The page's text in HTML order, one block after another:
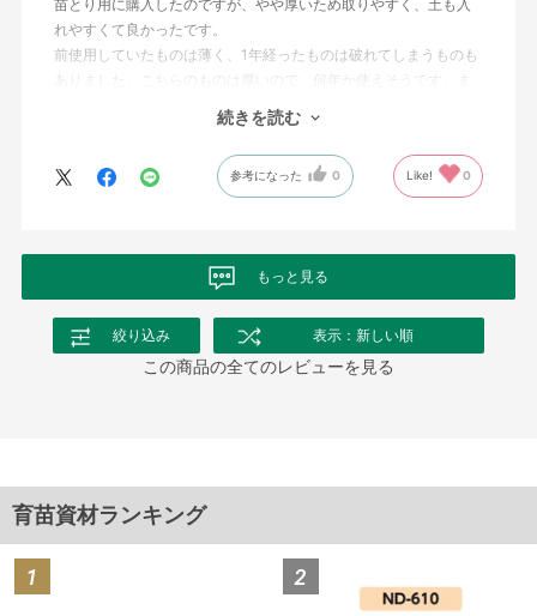
苗とり用に購入したのですが、やや厚いため取りやすく、土も入
れやすくて良かったです。
前使用していたものは薄く、1年経ったものは破れてしまうものも
ありました。こちらのものは厚いので、何年か使えそうです。ま
が、来年もまた購入しようと考えています。
続きを読む
参考になった 0 Like! 0
もっと見る
絞り込み 表示：新しい順
この商品の全てのレビューを見る
育苗資材ランキング